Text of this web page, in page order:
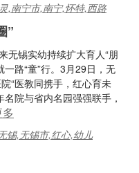
,南宁市,南宁,怀特,西路
”
无锡实幼持续扩大育人“朋
路“童”行。3月29日，无
“医教同携手，红心育未
院与省内名园强强联手，
锡,无锡市,红心,幼儿